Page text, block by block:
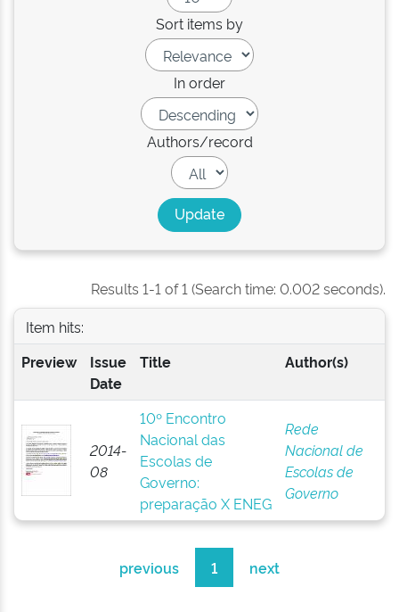
Sort items by
In order
Authors/record
Results 1-1 of 1 (Search time: 0.002 seconds).
Item hits:
Preview
Issue
Date
Title Author(s)
2014-
08
10º Encontro
Nacional das
Escolas de
Governo:
preparação X ENEG
Rede
Nacional de
Escolas de
Governo
previous 1 next